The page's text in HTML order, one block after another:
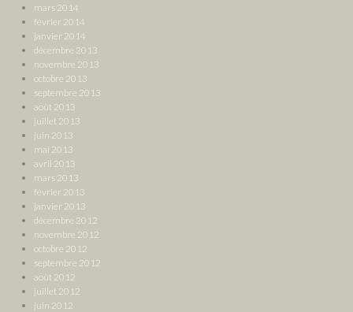
mars 2014
février 2014
janvier 2014
décembre 2013
novembre 2013
octobre 2013
septembre 2013
août 2013
juillet 2013
juin 2013
mai 2013
avril 2013
mars 2013
février 2013
janvier 2013
décembre 2012
novembre 2012
octobre 2012
septembre 2012
août 2012
juillet 2012
juin 2012